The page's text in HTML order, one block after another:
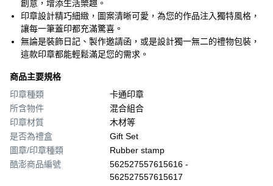
創意，增添生活樂趣。
印章設計精巧細緻，圖案清晰可愛，為您的作品注入獨特風格，
讓每一筆蓋印都充滿驚喜。
無論是裝飾日記、製作邀請函，或是設計獨一無二的禮物包裝，
這款印章都能輕鬆滿足您的需求。
商品主要規格
印章種類
卡通印章
所含物件
混合組合
印章材質
木材等
是否為禮盒
Gift Set
圖章/印章種類
Rubber stamp
酷澎商品編號
562527557615616 -
562527557615617